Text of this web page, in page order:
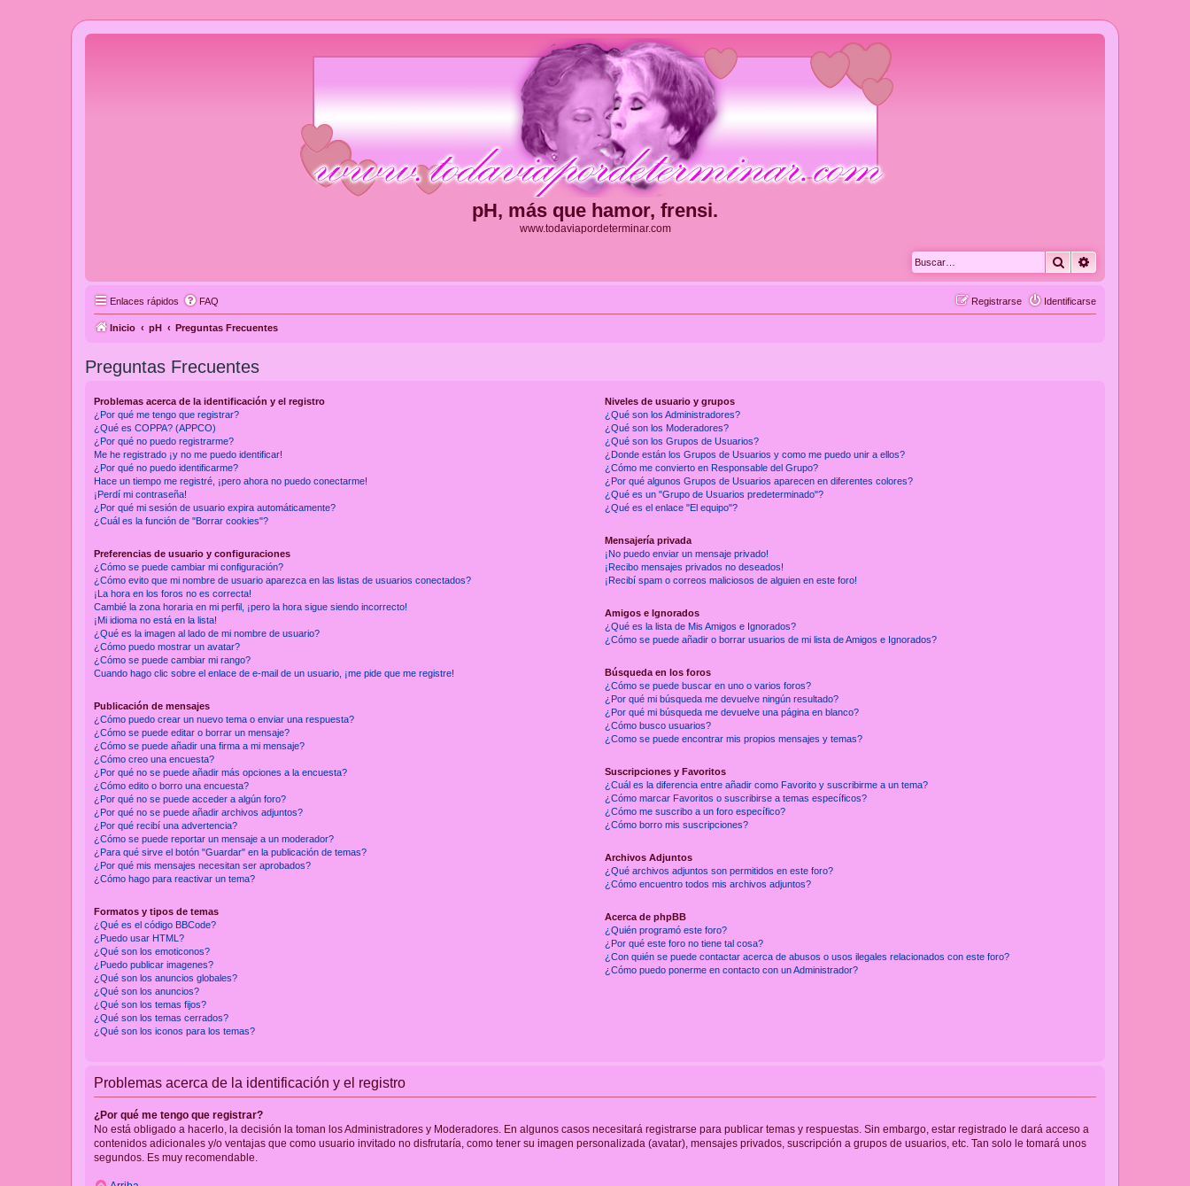
pH, más que hamor, frensi.
www.todaviapordeterminar.com
Buscar
Enlaces rápidos FAQ Identificarse
Registrarse
Inicio pH Preguntas Frecuentes
Preguntas Frecuentes
Problemas acerca de la identificación y el registro
¿Por qué me tengo que registrar?
¿Qué es COPPA? (APPCO)
¿Por qué no puedo registrarme?
Me he registrado ¡y no me puedo identificar!
¿Por qué no puedo identificarme?
Hace un tiempo me registré, ¡pero ahora no puedo conectarme!
¡Perdí mi contraseña!
¿Por qué mi sesión de usuario expira automáticamente?
¿Cuál es la función de "Borrar cookies"?
Preferencias de usuario y configuraciones
¿Cómo se puede cambiar mi configuración?
¿Cómo evito que mi nombre de usuario aparezca en las listas de usuarios conectados?
¡La hora en los foros no es correcta!
Cambié la zona horaria en mi perfil, ¡pero la hora sigue siendo incorrecto!
¡Mi idioma no está en la lista!
¿Qué es la imagen al lado de mi nombre de usuario?
¿Cómo puedo mostrar un avatar?
¿Cómo se puede cambiar mi rango?
Cuando hago clic sobre el enlace de e-mail de un usuario, ¡me pide que me registre!
Publicación de mensajes
¿Cómo puedo crear un nuevo tema o enviar una respuesta?
¿Cómo se puede editar o borrar un mensaje?
¿Cómo se puede añadir una firma a mi mensaje?
¿Cómo creo una encuesta?
¿Por qué no se puede añadir más opciones a la encuesta?
¿Cómo edito o borro una encuesta?
¿Por qué no se puede acceder a algún foro?
¿Por qué no se puede añadir archivos adjuntos?
¿Por qué recibí una advertencia?
¿Cómo se puede reportar un mensaje a un moderador?
¿Para qué sirve el botón "Guardar" en la publicación de temas?
¿Por qué mis mensajes necesitan ser aprobados?
¿Cómo hago para reactivar un tema?
Formatos y tipos de temas
¿Qué es el código BBCode?
¿Puedo usar HTML?
¿Qué son los emoticonos?
¿Puedo publicar imagenes?
¿Qué son los anuncios globales?
¿Qué son los anuncios?
¿Qué son los temas fijos?
¿Qué son los temas cerrados?
¿Qué son los iconos para los temas?
Niveles de usuario y grupos
¿Qué son los Administradores?
¿Qué son los Moderadores?
¿Qué son los Grupos de Usuarios?
¿Donde están los Grupos de Usuarios y como me puedo unir a ellos?
¿Cómo me convierto en Responsable del Grupo?
¿Por qué algunos Grupos de Usuarios aparecen en diferentes colores?
¿Qué es un "Grupo de Usuarios predeterminado"?
¿Qué es el enlace "El equipo"?
Mensajería privada
¡No puedo enviar un mensaje privado!
¡Recibo mensajes privados no deseados!
¡Recibí spam o correos maliciosos de alguien en este foro!
Amigos e Ignorados
¿Qué es la lista de Mis Amigos e Ignorados?
¿Cómo se puede añadir o borrar usuarios de mi lista de Amigos e Ignorados?
Búsqueda en los foros
¿Cómo se puede buscar en uno o varios foros?
¿Por qué mi búsqueda me devuelve ningún resultado?
¿Por qué mi búsqueda me devuelve una página en blanco?
¿Cómo busco usuarios?
¿Como se puede encontrar mis propios mensajes y temas?
Suscripciones y Favoritos
¿Cuál es la diferencia entre añadir como Favorito y suscribirme a un tema?
¿Cómo marcar Favoritos o suscribirse a temas específicos?
¿Cómo me suscribo a un foro específico?
¿Cómo borro mis suscripciones?
Archivos Adjuntos
¿Qué archivos adjuntos son permitidos en este foro?
¿Cómo encuentro todos mis archivos adjuntos?
Acerca de phpBB
¿Quién programó este foro?
¿Por qué este foro no tiene tal cosa?
¿Con quién se puede contactar acerca de abusos o usos ilegales relacionados con este foro?
¿Cómo puedo ponerme en contacto con un Administrador?
Problemas acerca de la identificación y el registro
¿Por qué me tengo que registrar?
No está obligado a hacerlo, la decisión la toman los Administradores y Moderadores. En algunos casos necesitará registrarse para publicar temas y respuestas. Sin embargo, estar registrado le dará acceso a
contenidos adicionales y/o ventajas que como usuario invitado no disfrutaría, como tener su imagen personalizada (avatar), mensajes privados, suscripción a grupos de usuarios, etc. Tan solo le tomará unos
segundos. Es muy recomendable.